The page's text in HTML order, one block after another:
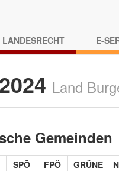
LANDESRECHT E-
Land
Gemeinden
SPÖ FPÖ GRÜNE